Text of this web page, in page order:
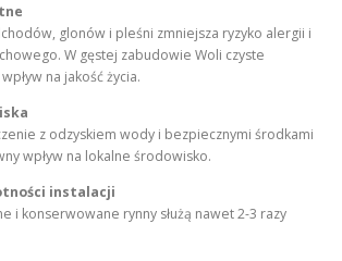
glonów i pleśni zmniejsza ryzyko alergii i
W gęstej zabudowie Woli czyste
na jakość życia.
z odzyskiem wody i bezpiecznymi środkami
wpływ na lokalne środowisko.
instalacji
i konserwowane rynny służą nawet 2-3 razy